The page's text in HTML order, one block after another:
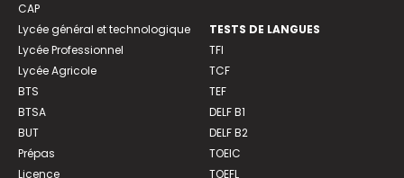
CAP
Lycée général et technologique
Lycée Professionnel
Lycée Agricole
BTS
BTSA
BUT
Prépas
Licence
TESTS DE LANGUES
TFI
TCF
TEF
DELF B1
DELF B2
TOEIC
TOEFL